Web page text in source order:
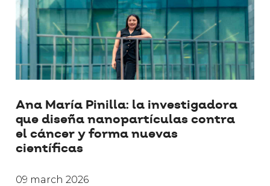
Ana María Pinilla: la investigadora
que diseña nanopartículas contra
el cáncer y forma nuevas
científicas
09 march 2026